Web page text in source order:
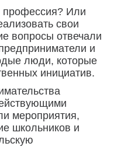
профессия? Или
свои
вопросы отвечали
и
люди, которые
инициатив.
мероприятия,
школьников и